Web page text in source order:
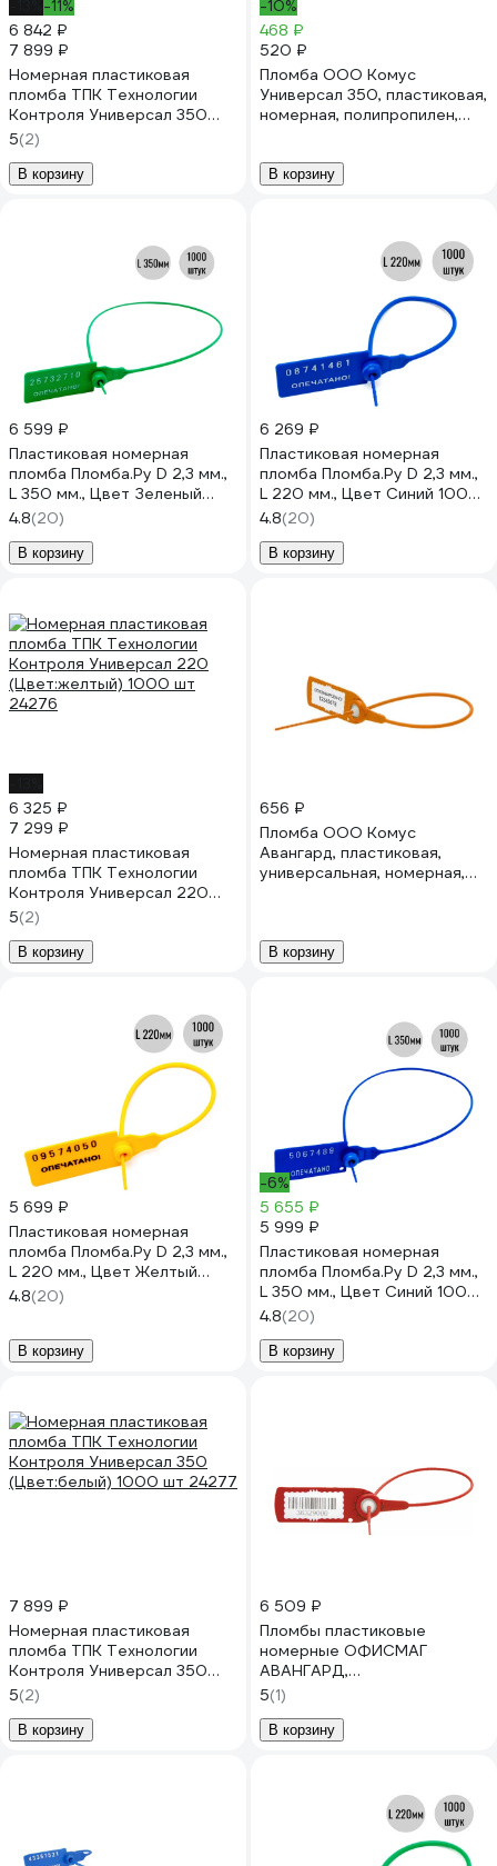
-11%
6 842 ₽
7 899 ₽
Номерная пластиковая
пломба ТПК Технологии
Контроля Универсал 350
(Цвет:желтый) 1000 шт
24278
5(2)
В корзину
-10%
468 ₽
520 ₽
Пломба ООО Комус
Универсал 350, пластиковая,
номерная, полипропилен,
В корзину
6 599 ₽
Пластиковая номерная
пломба Пломба.Ру D 2,3 мм.,
L 350 мм., Цвет Зеленый
1000 шт. КПП-3-1603СТ
619341
4.8(20)
В корзину
6 269 ₽
Пластиковая номерная
пломба Пломба.Ру D 2,3 мм.,
L 220 мм., Цвет Синий 1000
шт. КПП-3-1602СТ 619343
4.8(20)
В корзину
6 325 ₽
7 299 ₽
Номерная пластиковая
пломба ТПК Технологии
Контроля Универсал 220
(Цвет:желтый) 1000 шт
24276
5(2)
В корзину
656 ₽
Пломба ООО Комус
Авангард, пластиковая,
универсальная, номерная,
В корзину
5 699 ₽
Пластиковая номерная
пломба Пломба.Ру D 2,3 мм.,
L 220 мм., Цвет Желтый
1000 шт. КПП-3-1602СТ
619337
4.8(20)
В корзину
-6%
5 655 ₽
5 999 ₽
Пластиковая номерная
пломба Пломба.Ру D 2,3 мм.,
L 350 мм., Цвет Синий 1000
шт. КПП-3-1603СТ 619344
4.8(20)
В корзину
7 899 ₽
Номерная пластиковая
пломба ТПК Технологии
Контроля Универсал 350
(Цвет:белый) 1000 шт 24277
5(2)
В корзину
6 509 ₽
Пломбы пластиковые
номерные ОФИСМАГ
АВАНГАРД,
самофиксирующиеся, длина
220 мм, красные, комплект
1000шт 607437
5(1)
В корзину